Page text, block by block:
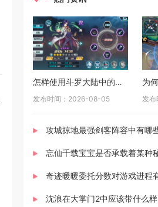
怎样使用斗罗大陆中的控制系天赋点来提升自己的实力
发布时间：2026-08-05 发
攻城掠地最强剑客阵容中有哪
忘仙千载宝宝是否承载着某种
奇迹暖暖委托分数对游戏进程
沈浪在大掌门2中应该带什么